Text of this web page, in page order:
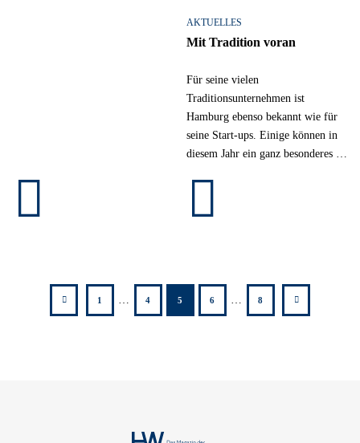
AKTUELLES
Mit Tradition voran
Für seine vielen
Traditionsunternehmen ist
Hamburg ebenso bekannt wie für
seine Start-ups. Einige können in
diesem Jahr ein ganz besonderes …
zutück1 … 4 5 6 … 8 weiter